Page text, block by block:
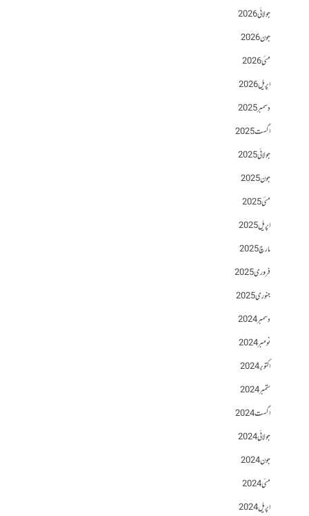
جولائی 2026
جون 2026
مئی 2026
اپریل 2026
دسمبر 2025
اگست 2025
جولائی 2025
جون 2025
مئی 2025
اپریل 2025
مارچ 2025
فروری 2025
جنوری 2025
دسمبر 2024
نومبر 2024
اکتوبر 2024
ستمبر 2024
اگست 2024
جولائی 2024
جون 2024
مئی 2024
اپریل 2024